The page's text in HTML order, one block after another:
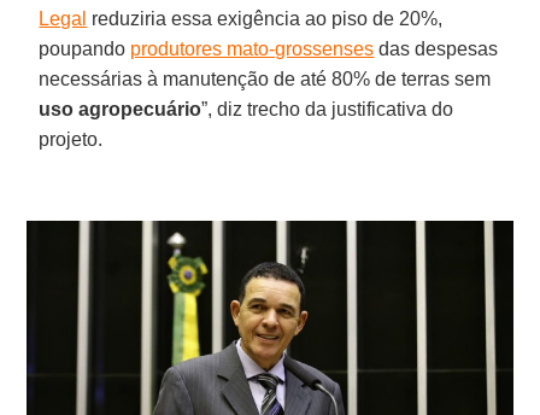
Legal reduziria essa exigência ao piso de 20%,
poupando produtores mato-grossenses das despesas
necessárias à manutenção de até 80% de terras sem
uso agropecuário”, diz trecho da justificativa do
projeto.